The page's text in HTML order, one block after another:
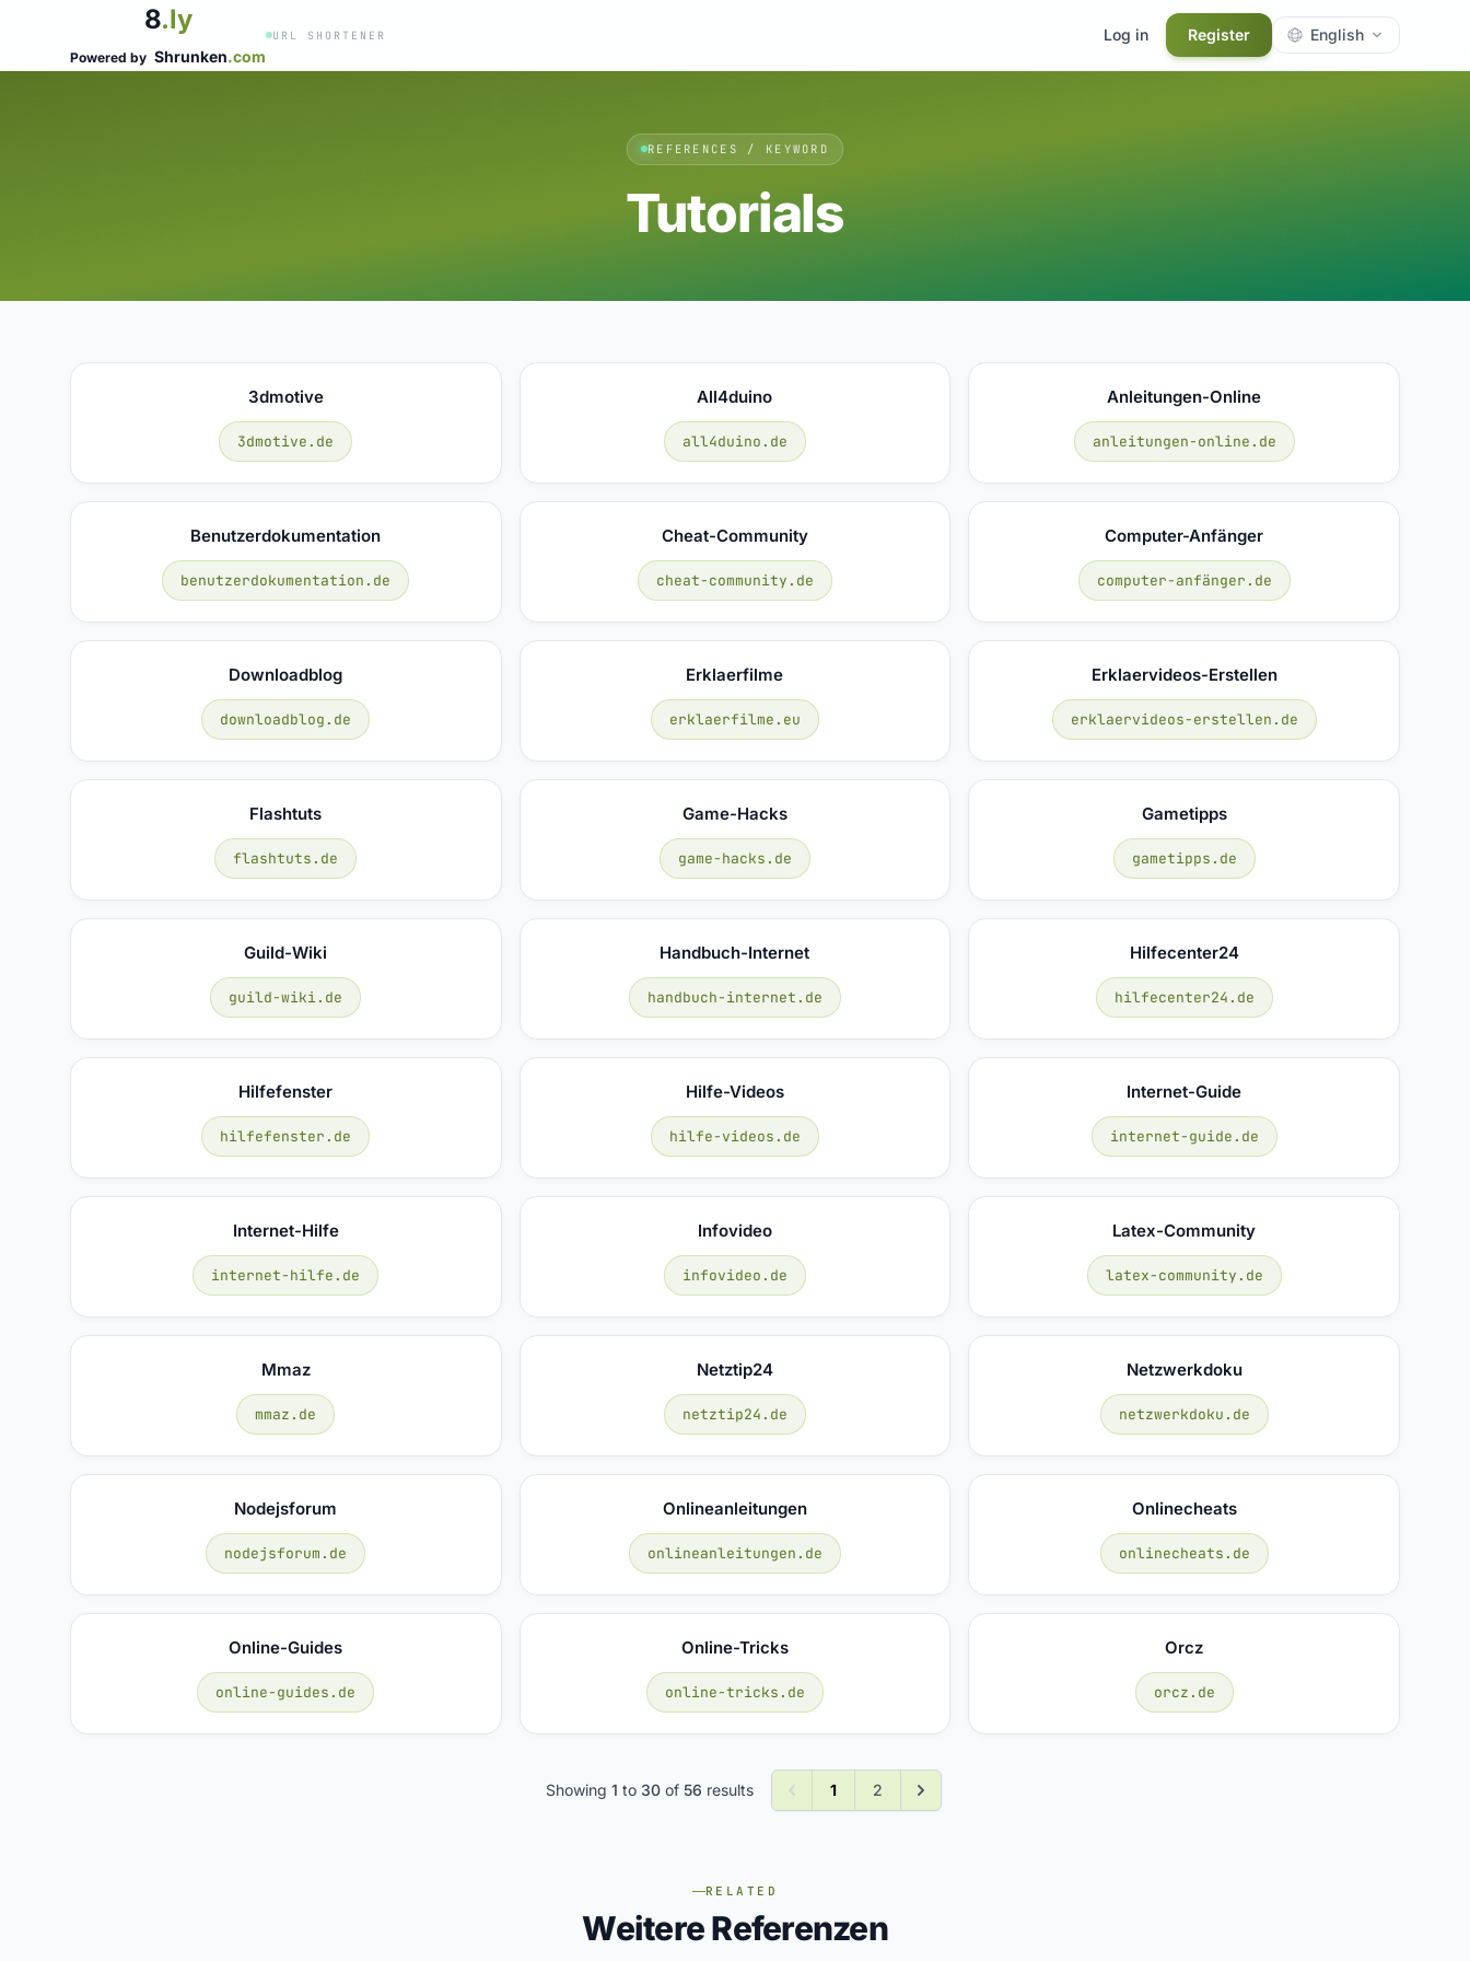
8.ly
Powered by Shrunken.com
URL SHORTENER Log in Register English
REFERENCES / KEYWORD
Tutorials
3dmotive
3dmotive.de
All4duino
all4duino.de
Anleitungen-Online
anleitungen-online.de
Benutzerdokumentation
benutzerdokumentation.de
Cheat-Community
cheat-community.de
Computer-Anfänger
computer-anfänger.de
Downloadblog
downloadblog.de
Erklaerfilme
erklaerfilme.eu
Erklaervideos-Erstellen
erklaervideos-erstellen.de
Flashtuts
flashtuts.de
Game-Hacks
game-hacks.de
Gametipps
gametipps.de
Guild-Wiki
guild-wiki.de
Handbuch-Internet
handbuch-internet.de
Hilfecenter24
hilfecenter24.de
Hilfefenster
hilfefenster.de
Hilfe-Videos
hilfe-videos.de
Internet-Guide
internet-guide.de
Internet-Hilfe
internet-hilfe.de
Infovideo
infovideo.de
Latex-Community
latex-community.de
Mmaz
mmaz.de
Netztip24
netztip24.de
Netzwerkdoku
netzwerkdoku.de
Nodejsforum
nodejsforum.de
Onlineanleitungen
onlineanleitungen.de
Onlinecheats
onlinecheats.de
Online-Guides
online-guides.de
Online-Tricks
online-tricks.de
Orcz
orcz.de
Showing 1 to 30 of 56 results 1 2
RELATED
Weitere Referenzen